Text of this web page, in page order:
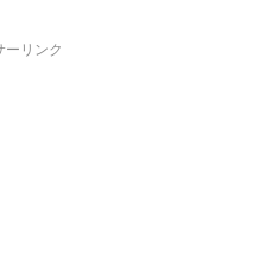
ーリンク